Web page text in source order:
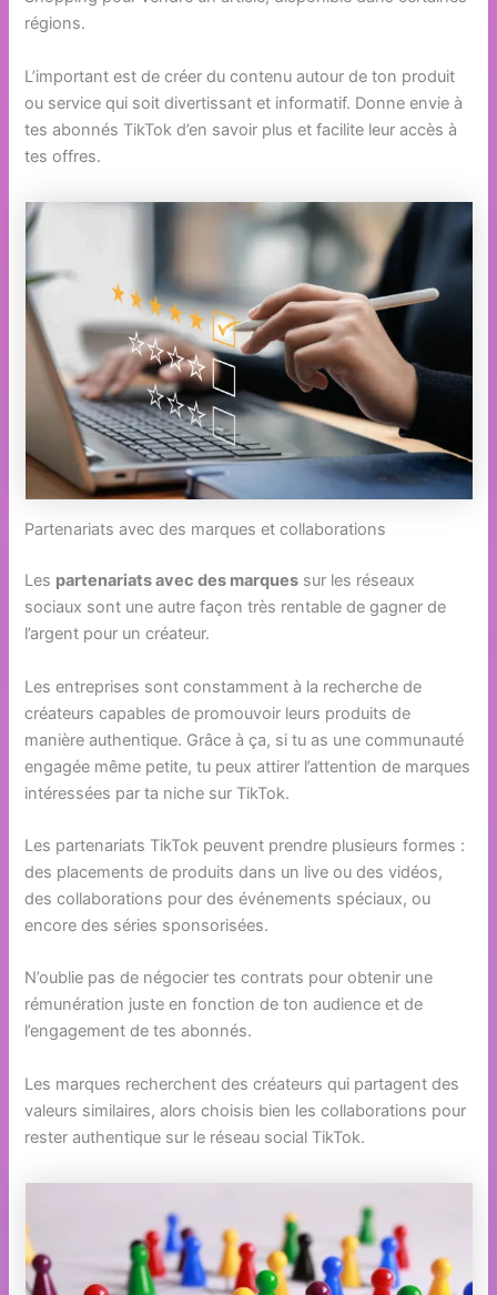
régions.
L’important est de créer du contenu autour de ton produit
ou service qui soit divertissant et informatif. Donne envie à
tes abonnés TikTok d’en savoir plus et facilite leur accès à
tes offres.
Partenariats avec des marques et collaborations
Les partenariats avec des marques sur les réseaux
sociaux sont une autre façon très rentable de gagner de
l’argent pour un créateur.
Les entreprises sont constamment à la recherche de
créateurs capables de promouvoir leurs produits de
manière authentique. Grâce à ça, si tu as une communauté
engagée même petite, tu peux attirer l’attention de marques
intéressées par ta niche sur TikTok.
Les partenariats TikTok peuvent prendre plusieurs formes :
des placements de produits dans un live ou des vidéos,
des collaborations pour des événements spéciaux, ou
encore des séries sponsorisées.
N’oublie pas de négocier tes contrats pour obtenir une
rémunération juste en fonction de ton audience et de
l’engagement de tes abonnés.
Les marques recherchent des créateurs qui partagent des
valeurs similaires, alors choisis bien les collaborations pour
rester authentique sur le réseau social TikTok.